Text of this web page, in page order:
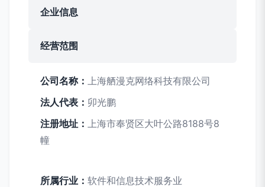
企业信息
经营范围
公司名称： 上海舾漫克网络科技有限公司
法人代表： 卯光鹏
注册地址： 上海市奉贤区大叶公路8188号8
幢
所属行业： 软件和信息技术服务业